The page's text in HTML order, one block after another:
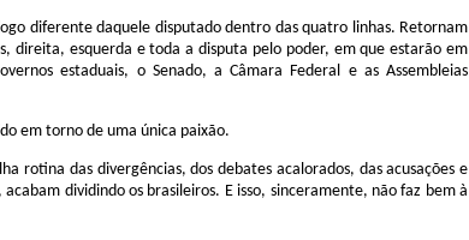
diferente daquele disputado dentro das quatro linhas. Retornam
direita, esquerda e toda a disputa pelo poder, em que estarão em
estaduais, o Senado, a Câmara Federal e as Assembleias
em torno de uma única paixão.
rotina das divergências, dos debates acalorados, das acusações e
dividindo os brasileiros. E isso, sinceramente, não faz bem à